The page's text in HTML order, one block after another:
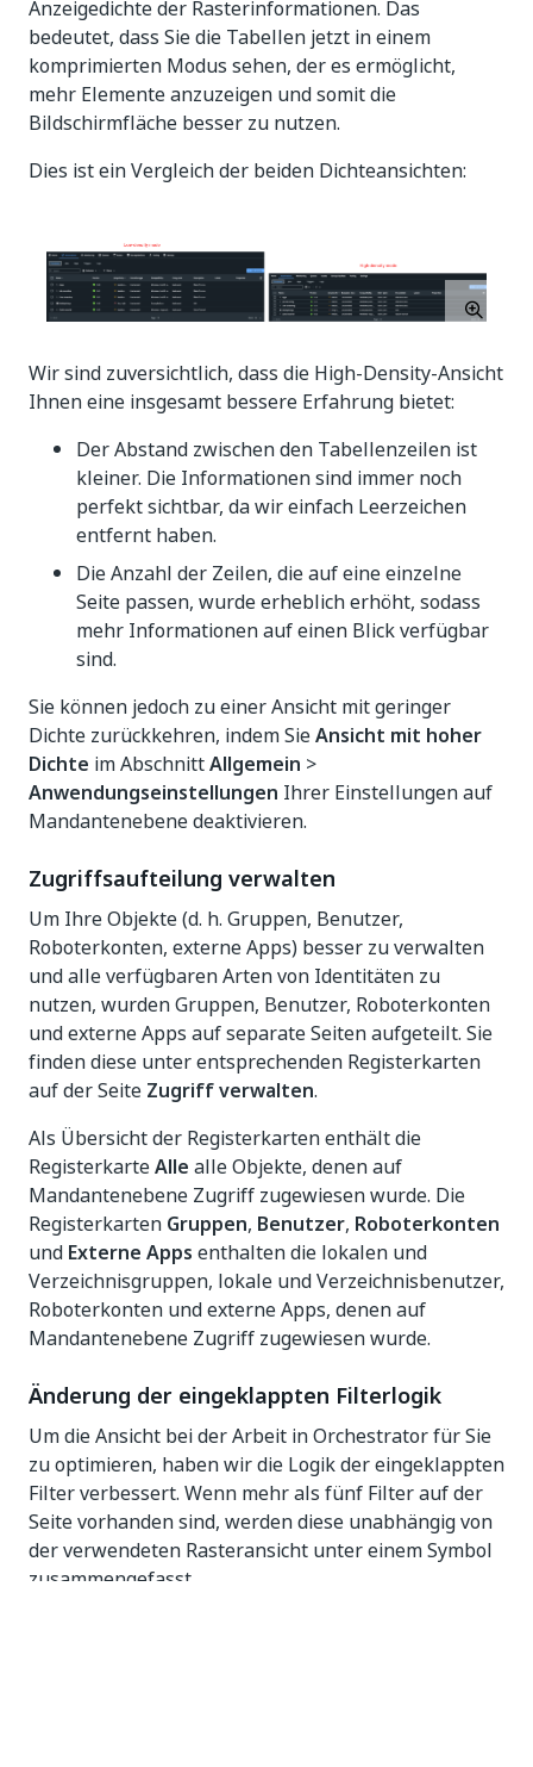
Anzeigedichte der Rasterinformationen. Das
bedeutet, dass Sie die Tabellen jetzt in einem
komprimierten Modus sehen, der es ermöglicht,
mehr Elemente anzuzeigen und somit die
Bildschirmfläche besser zu nutzen.
Dies ist ein Vergleich der beiden Dichteansichten:
Wir sind zuversichtlich, dass die High-Density-Ansicht
Ihnen eine insgesamt bessere Erfahrung bietet:
Der Abstand zwischen den Tabellenzeilen ist
kleiner. Die Informationen sind immer noch
perfekt sichtbar, da wir einfach Leerzeichen
entfernt haben.
Die Anzahl der Zeilen, die auf eine einzelne
Seite passen, wurde erheblich erhöht, sodass
mehr Informationen auf einen Blick verfügbar
sind.
Sie können jedoch zu einer Ansicht mit geringer
Dichte zurückkehren, indem SieAnsicht mit hoher
Dichte im AbschnittAllgemein >
Anwendungseinstellungen Ihrer Einstellungen auf
Mandantenebene deaktivieren.
Zugriffsaufteilung verwalten
Um Ihre Objekte (d. h. Gruppen, Benutzer,
Roboterkonten, externe Apps) besser zu verwalten
und alle verfügbaren Arten von Identitäten zu
nutzen, wurden Gruppen, Benutzer, Roboterkonten
und externe Apps auf separate Seiten aufgeteilt. Sie
finden diese unter entsprechenden Registerkarten
auf der Seite Zugriff verwalten.
Als Übersicht der Registerkarten enthält die
RegisterkarteAlle alle Objekte, denen auf
Mandantenebene Zugriff zugewiesen wurde. Die
Registerkarten Gruppen, Benutzer, Roboterkonten
und Externe Apps enthalten die lokalen und
Verzeichnisgruppen, lokale und Verzeichnisbenutzer,
Roboterkonten und externe Apps, denen auf
Mandantenebene Zugriff zugewiesen wurde.
Änderung der eingeklappten Filterlogik
Um die Ansicht bei der Arbeit in Orchestrator für Sie
zu optimieren, haben wir die Logik der eingeklappten
Filter verbessert. Wenn mehr als fünf Filter auf der
Seite vorhanden sind, werden diese unabhängig von
der verwendeten Rasteransicht unter einem Symbol
zusammengefasst.